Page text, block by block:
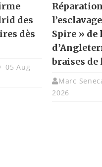
des
dès
05 Aug
Spire » de
braises de
Marc
2026